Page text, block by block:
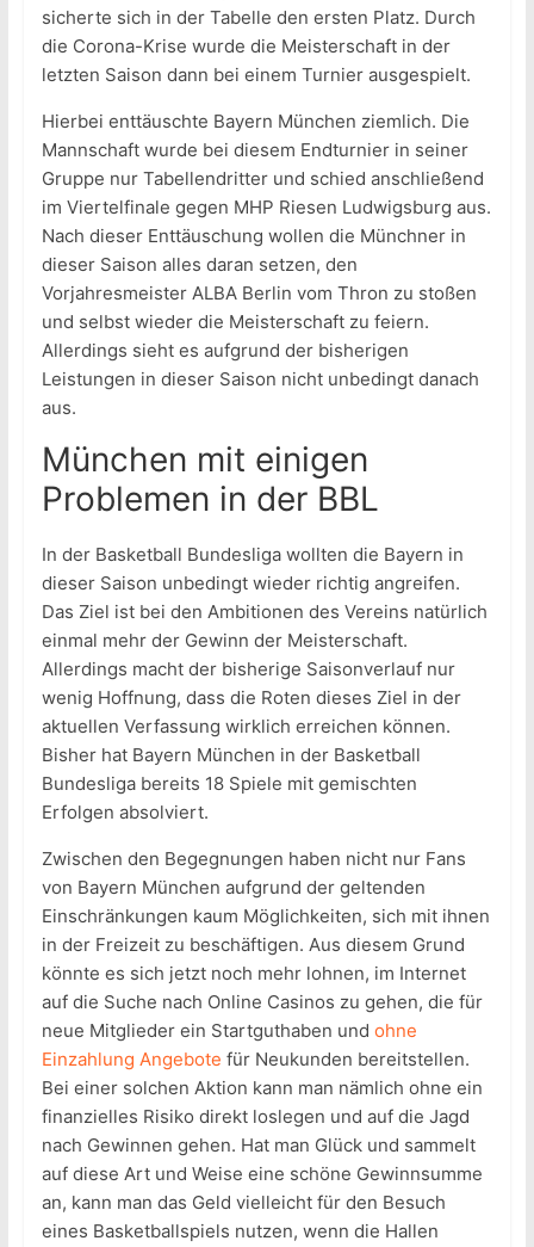
sicherte sich in der Tabelle den ersten Platz. Durch
die Corona-Krise wurde die Meisterschaft in der
letzten Saison dann bei einem Turnier ausgespielt.
Hierbei enttäuschte Bayern München ziemlich. Die
Mannschaft wurde bei diesem Endturnier in seiner
Gruppe nur Tabellendritter und schied anschließend
im Viertelfinale gegen MHP Riesen Ludwigsburg aus.
Nach dieser Enttäuschung wollen die Münchner in
dieser Saison alles daran setzen, den
Vorjahresmeister ALBA Berlin vom Thron zu stoßen
und selbst wieder die Meisterschaft zu feiern.
Allerdings sieht es aufgrund der bisherigen
Leistungen in dieser Saison nicht unbedingt danach
aus.
München mit einigen
Problemen in der BBL
In der Basketball Bundesliga wollten die Bayern in
dieser Saison unbedingt wieder richtig angreifen.
Das Ziel ist bei den Ambitionen des Vereins natürlich
einmal mehr der Gewinn der Meisterschaft.
Allerdings macht der bisherige Saisonverlauf nur
wenig Hoffnung, dass die Roten dieses Ziel in der
aktuellen Verfassung wirklich erreichen können.
Bisher hat Bayern München in der Basketball
Bundesliga bereits 18 Spiele mit gemischten
Erfolgen absolviert.
Zwischen den Begegnungen haben nicht nur Fans
von Bayern München aufgrund der geltenden
Einschränkungen kaum Möglichkeiten, sich mit ihnen
in der Freizeit zu beschäftigen. Aus diesem Grund
könnte es sich jetzt noch mehr lohnen, im Internet
auf die Suche nach Online Casinos zu gehen, die für
neue Mitglieder ein Startguthaben und ohne
Einzahlung Angebote für Neukunden bereitstellen.
Bei einer solchen Aktion kann man nämlich ohne ein
finanzielles Risiko direkt loslegen und auf die Jagd
nach Gewinnen gehen. Hat man Glück und sammelt
auf diese Art und Weise eine schöne Gewinnsumme
an, kann man das Geld vielleicht für den Besuch
eines Basketballspiels nutzen, wenn die Hallen